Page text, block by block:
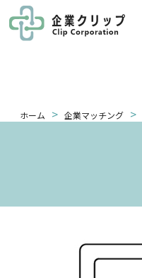
ホーム > 企業マッチング >